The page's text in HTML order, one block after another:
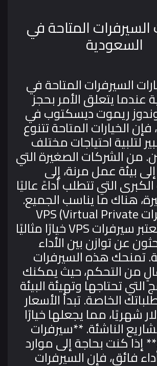
السيرفرات المتاحة في
السعودية
خيارات السيرفرات المتاحة في
عندما يتعلق الأمر بحجز
ريموت ديسكتوب في
الخيارات المتاحة تتنوع
لتلبية احتياجات مختلف
من الشركات الصغيرة التي
بيئة عمل مرنة، إلى
التي تتطلب أداءً عاليًا
هناك ما يناسب الجميع.
**سيرفرات VPS (Virtual Private
Server):** تعتبر سيرفرات VPS خيارًا مثاليًا
عن توازن بين الأداء
تمنحك هذه السيرفرات
من التحكم، حيث يمكنك
التي تحتاجها وتهيئة البيئة
الخاصة. تبدأ الأسعار
دولار شهريًا، مما يجعلها خيارًا
الناشئة.**سيرفرات
كنت بحاجة إلى موارد
فائق، فإن السيرفرات